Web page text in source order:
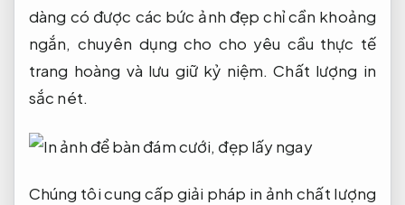
dàng có được các bức ảnh đẹp chỉ cần khoảng
ngắn, chuyên dụng cho cho yêu cầu thực tế
trang hoàng và lưu giữ kỷ niệm.Chất lượng in
sắc nét.
Chúng tôi cung cấp giải pháp in ảnh chất lượng